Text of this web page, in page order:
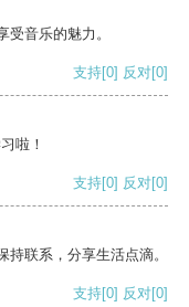
音乐的魅力。
支持[0] 反对[0]
啦！
支持[0] 反对[0]
联系，分享生活点滴。
支持[0] 反对[0]